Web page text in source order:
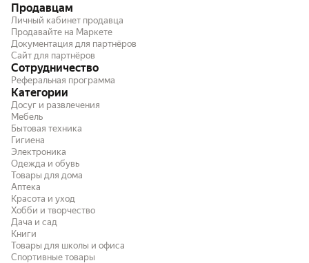
Продавцам
Личный кабинет продавца
Продавайте на Маркете
Документация для партнёров
Сайт для партнёров
Сотрудничество
Реферальная программа
Категории
Досуг и развлечения
Мебель
Бытовая техника
Гигиена
Электроника
Одежда и обувь
Товары для дома
Аптека
Красота и уход
Хобби и творчество
Дача и сад
Книги
Товары для школы и офиса
Спортивные товары